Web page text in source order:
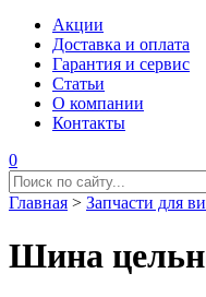
Акции
Доставка и оплата
Гарантия и сервис
Статьи
О компании
Контакты
0
Главная > Запчасти для
Шина